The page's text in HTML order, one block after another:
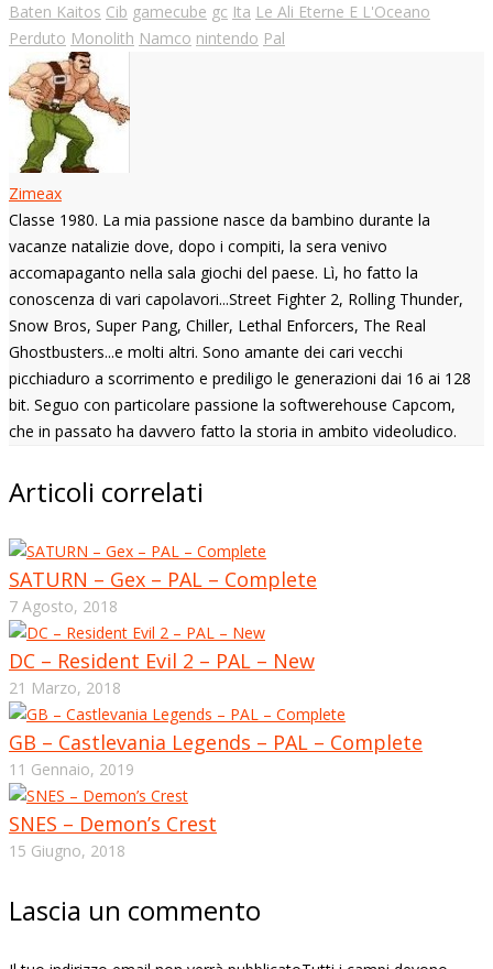
Baten Kaitos Cib gamecube gc Ita Le Ali Eterne E L'Oceano
Perduto Monolith Namco nintendo Pal
Zimeax
Classe 1980. La mia passione nasce da bambino durante la
vacanze natalizie dove, dopo i compiti, la sera venivo
accomapaganto nella sala giochi del paese. Lì, ho fatto la
conoscenza di vari capolavori...Street Fighter 2, Rolling Thunder,
Snow Bros, Super Pang, Chiller, Lethal Enforcers, The Real
Ghostbusters...e molti altri. Sono amante dei cari vecchi
picchiaduro a scorrimento e prediligo le generazioni dai 16 ai 128
bit. Seguo con particolare passione la softwerehouse Capcom,
che in passato ha davvero fatto la storia in ambito videoludico.
Articoli correlati
SATURN – Gex – PAL – Complete
7 Agosto, 2018
DC – Resident Evil 2 – PAL – New
21 Marzo, 2018
GB – Castlevania Legends – PAL – Complete
11 Gennaio, 2019
SNES – Demon’s Crest
15 Giugno, 2018
Lascia un commento